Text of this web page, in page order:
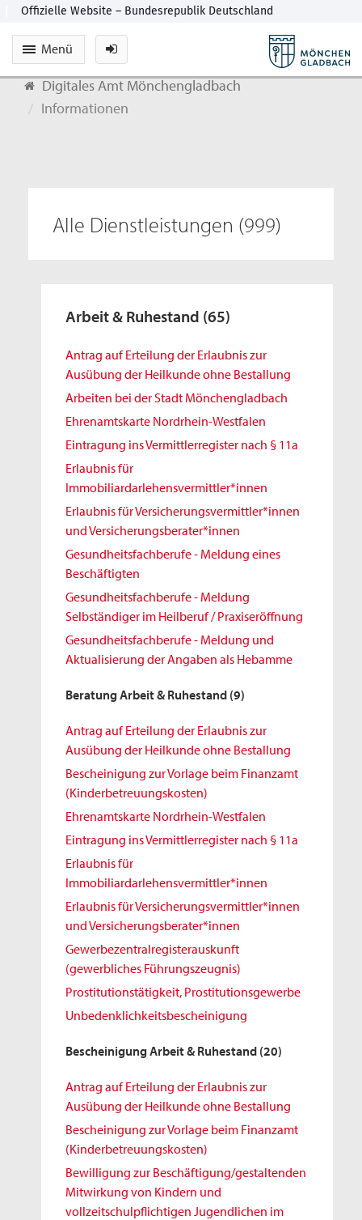
Menü
Digitales Amt Mönchengladbach
Informationen
Alle Dienstleistungen (999)
Arbeit & Ruhestand (65)
Antrag auf Erteilung der Erlaubnis zur
Ausübung der Heilkunde ohne Bestallung
Arbeiten bei der Stadt Mönchengladbach
Ehrenamtskarte Nordrhein-Westfalen
Eintragung ins Vermittlerregister nach § 11a
Erlaubnis für
Immobiliardarlehensvermittler*innen
Erlaubnis für Versicherungsvermittler*innen
und Versicherungsberater*innen
Gesundheitsfachberufe - Meldung eines
Beschäftigten
Gesundheitsfachberufe - Meldung
Selbständiger im Heilberuf / Praxiseröffnung
Gesundheitsfachberufe - Meldung und
Aktualisierung der Angaben als Hebamme
Beratung Arbeit & Ruhestand (9)
Antrag auf Erteilung der Erlaubnis zur
Ausübung der Heilkunde ohne Bestallung
Bescheinigung zur Vorlage beim Finanzamt
(Kinderbetreuungskosten)
Ehrenamtskarte Nordrhein-Westfalen
Eintragung ins Vermittlerregister nach § 11a
Erlaubnis für
Immobiliardarlehensvermittler*innen
Erlaubnis für Versicherungsvermittler*innen
und Versicherungsberater*innen
Gewerbezentralregisterauskunft
(gewerbliches Führungszeugnis)
Prostitutionstätigkeit, Prostitutionsgewerbe
Unbedenklichkeitsbescheinigung
Bescheinigung Arbeit & Ruhestand (20)
Antrag auf Erteilung der Erlaubnis zur
Ausübung der Heilkunde ohne Bestallung
Bescheinigung zur Vorlage beim Finanzamt
(Kinderbetreuungskosten)
Bewilligung zur Beschäftigung/gestaltenden
Mitwirkung von Kindern und
vollzeitschulpflichtigen Jugendlichen im